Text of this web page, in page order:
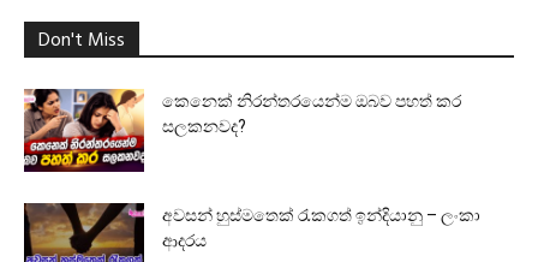
Don't Miss
කෙනෙක් නිරන්තරයෙන්ම ඔබව පහත් කර
සලකනවද?
අවසන් හුස්මතෙක් රැකගත් ඉන්දියානු – ලංකා
ආදරය